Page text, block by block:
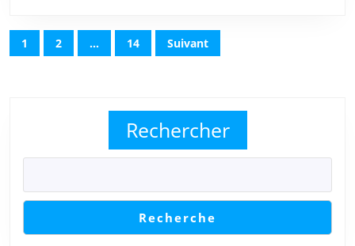
sous
soleil
Navigation
des
1 2 … 14 Suivant
Rechercher
Recherche